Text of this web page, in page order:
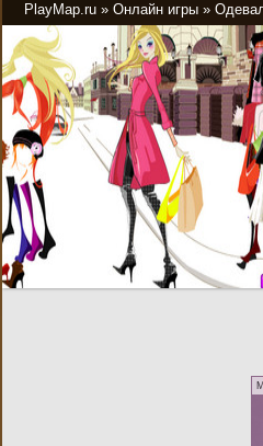
PlayMap.ru » Онлайн игры »